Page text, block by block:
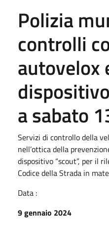
Polizia
controlli
autovelox
a sabato
Servizi di controllo della
nell’ottica della
dispositivo “scout”, per il
Codice della Strada in
Data :
9 gennaio 2024